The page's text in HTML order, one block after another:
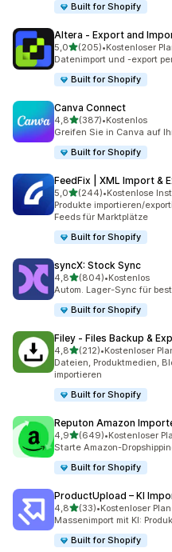
Built for Shopify
Altera ‑ Export and
5,0von 5 Sternen
(205)
205 Rezensionen
•Kostenloser
Datenimport und -export
Built for Shopify
Canva Connect
4,8von 5 Sternen
(387)
387 Rezensionen insgesamt
•Kostenlos
Greifen Sie in Canva auf
Built for Shopify
FeedFix | XML Import &
5,0von 5 Sternen
(244)
244 Rezensionen
•Kostenlose
Produkte importieren/
Feeds für Marktplätze
Built for Shopify
syncX: Stock Sync
4,8von 5 Sternen
(804)
804 Rezensionen insgesamt
•Kostenlos
Autom. Lager-Sync für
Built for Shopify
Filey ‑ Files Backup &
4,8von 5 Sternen
(212)
212 Rezensionen insgesamt
•Kostenloser
Dateien, Produktmedien,
importieren
Built for Shopify
Reputon Amazon
4,9von 5 Sternen
(649)
649 Rezensionen
•Kostenloser
Starte Amazon-
Built for Shopify
ProductUpload – KI
4,8von 5 Sternen
(33)
33 Rezensionen insgesamt
•Kostenloser
Massenimport mit KI:
Built for Shopify